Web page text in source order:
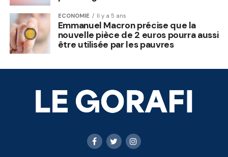
ECONOMIE Il y a 5 ans
Emmanuel Macron précise que la
nouvelle pièce de 2 euros pourra aussi
être utilisée par les pauvres